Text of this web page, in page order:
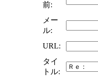
前:
メー
ル:
URL:
タイ
トル: